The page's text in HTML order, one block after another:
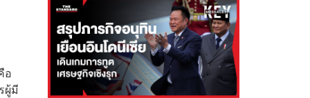
อ
ผู้มี